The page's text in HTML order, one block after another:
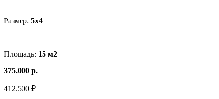
Размер: 5x4
Площадь: 15 м2
375.000 р.
412.500 ₽